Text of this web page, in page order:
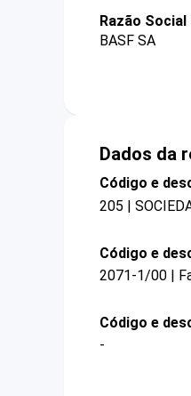
Razão Social
BASF SA
Dados da
Código e
205 |
Código e
2071-1/00 |
Código e
-